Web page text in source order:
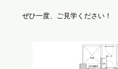
ぜひ一度、ご見学ください！